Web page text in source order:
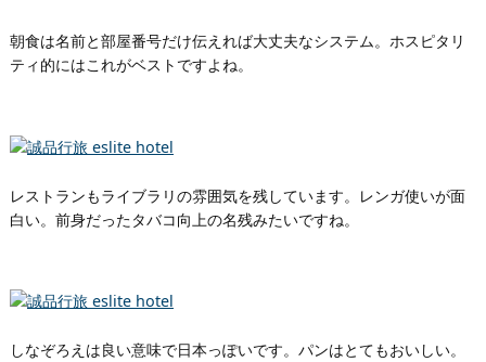
朝食は名前と部屋番号だけ伝えれば大丈夫なシステム。ホスピタリ
ティ的にはこれがベストですよね。
レストランもライブラリの雰囲気を残しています。レンガ使いが面
白い。前身だったタバコ向上の名残みたいですね。
しなぞろえは良い意味で日本っぽいです。パンはとてもおいしい。